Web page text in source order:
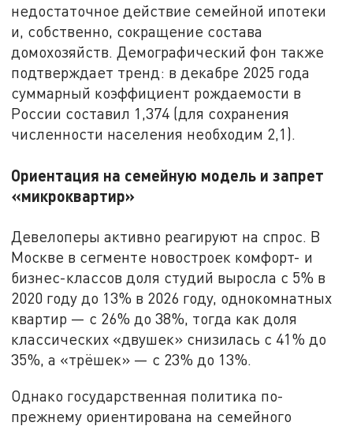
недостаточное действие семейной ипотеки
и, собственно, сокращение состава
домохозяйств. Демографический фон также
подтверждает тренд: в декабре 2025 года
суммарный коэффициент рождаемости в
России составил 1,374 (для сохранения
численности населения необходим 2,1).
Ориентация на семейную модель и запрет
«микроквартир»
Девелоперы активно реагируют на спрос. В
Москве в сегменте новостроек комфорт- и
бизнес-классов доля студий выросла с 5% в
2020 году до 13% в 2026 году, однокомнатных
квартир — с 26% до 38%, тогда как доля
классических «двушек» снизилась с 41% до
35%, а «трёшек» — с 23% до 13%.
Однако государственная политика по-
прежнему ориентирована на семейного